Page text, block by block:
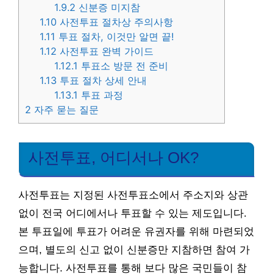
1.9.2 신분증 미지참
1.10 사전투표 절차상 주의사항
1.11 투표 절차, 이것만 알면 끝!
1.12 사전투표 완벽 가이드
1.12.1 투표소 방문 전 준비
1.13 투표 절차 상세 안내
1.13.1 투표 과정
2 자주 묻는 질문
사전투표, 어디서나 OK?
사전투표는 지정된 사전투표소에서 주소지와 상관
없이 전국 어디에서나 투표할 수 있는 제도입니다.
본 투표일에 투표가 어려운 유권자를 위해 마련되었
으며, 별도의 신고 없이 신분증만 지참하면 참여 가
능합니다. 사전투표를 통해 보다 많은 국민들이 참